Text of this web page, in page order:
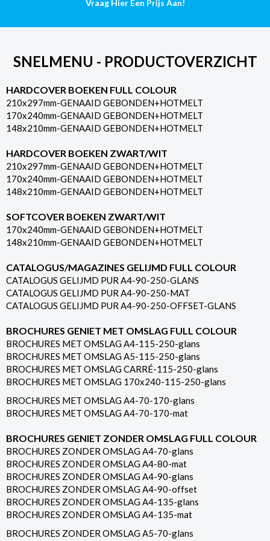
Vraag Hier Een Prijs Aan!
SNELMENU - PRODUCTOVERZICHT
HARDCOVER BOEKEN FULL COLOUR
210x297mm-GENAAID GEBONDEN+HOTMELT
170x240mm-GENAAID GEBONDEN+HOTMELT
148x210mm-GENAAID GEBONDEN+HOTMELT
HARDCOVER BOEKEN ZWART/WIT
210x297mm-GENAAID GEBONDEN+HOTMELT
170x240mm-GENAAID GEBONDEN+HOTMELT
148x210mm-GENAAID GEBONDEN+HOTMELT
SOFTCOVER BOEKEN ZWART/WIT
170x240mm-GENAAID GEBONDEN+HOTMELT
148x210mm-GENAAID GEBONDEN+HOTMELT
CATALOGUS/MAGAZINES GELIJMD FULL COLOUR
CATALOGUS GELIJMD PUR A4-90-250-GLANS
CATALOGUS GELIJMD PUR A4-90-250-MAT
CATALOGUS GELIJMD PUR A4-90-250-OFFSET-GLANS
BROCHURES GENIET MET OMSLAG FULL COLOUR
BROCHURES MET OMSLAG A4-115-250-glans
BROCHURES MET OMSLAG A5-115-250-glans
BROCHURES MET OMSLAG CARRÉ-115-250-glans
BROCHURES MET OMSLAG 170x240-115-250-glans
BROCHURES MET OMSLAG A4-70-170-glans
BROCHURES MET OMSLAG A4-70-170-mat
BROCHURES GENIET ZONDER OMSLAG FULL COLOUR
BROCHURES ZONDER OMSLAG A4-70-glans
BROCHURES ZONDER OMSLAG A4-80-mat
BROCHURES ZONDER OMSLAG A4-90-glans
BROCHURES ZONDER OMSLAG A4-90-offset
BROCHURES ZONDER OMSLAG A4-135-glans
BROCHURES ZONDER OMSLAG A4-135-mat
BROCHURES ZONDER OMSLAG A5-70-glans